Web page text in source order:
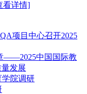
看详情]
项目中心召开2025
——2025中国国际教
发展
学院调研